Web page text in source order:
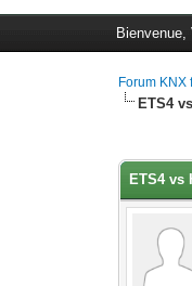
Bienvenue,
Forum
ETS4
ETS4 vs